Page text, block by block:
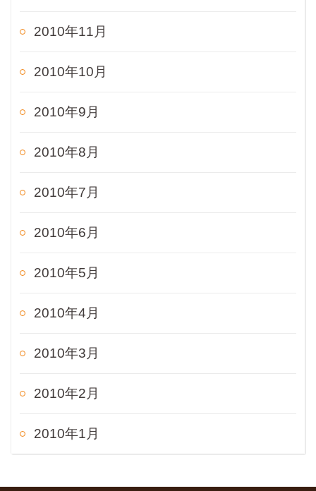
2010年11月
2010年10月
2010年9月
2010年8月
2010年7月
2010年6月
2010年5月
2010年4月
2010年3月
2010年2月
2010年1月